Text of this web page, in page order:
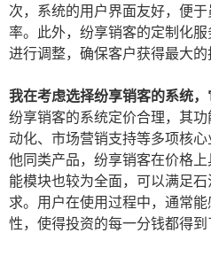
次，系统的用户界面友好，便
率。此外，纷享销客的定制化
进行调整，确保客户获得最大的
我在考虑选择纷享销客的系统，
纷享销客的系统定价合理，其
动化、市场营销支持等多项核
他同类产品，纷享销客在价格
能模块也较为全面，可以满足
求。用户在使用过程中，通常
性，使得投资的每一分钱都得到